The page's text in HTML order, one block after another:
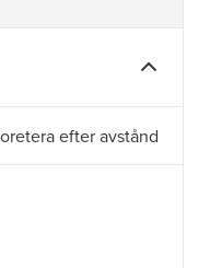
efter avstånd